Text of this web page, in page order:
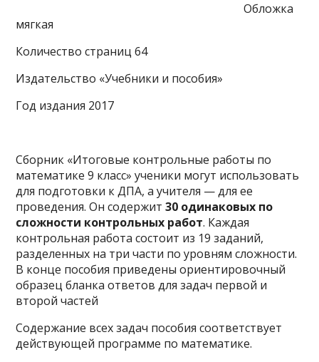
Обложка
мягкая
Количество страниц 64
Издательство «Учебники и пособия»
Год издания 2017
Сборник «Итоговые контрольные работы по
математике 9 класс» ученики могут использовать
для подготовки к ДПА, а учителя — для ее
проведения. Он содержит30 одинаковых по
сложности контрольных работ. Каждая
контрольная работа состоит из 19 заданий,
разделенных на три части по уровням сложности.
В конце пособия приведены ориентировочный
образец бланка ответов для задач первой и
второй частей
Содержание всех задач пособия соответствует
действующей программе по математике.